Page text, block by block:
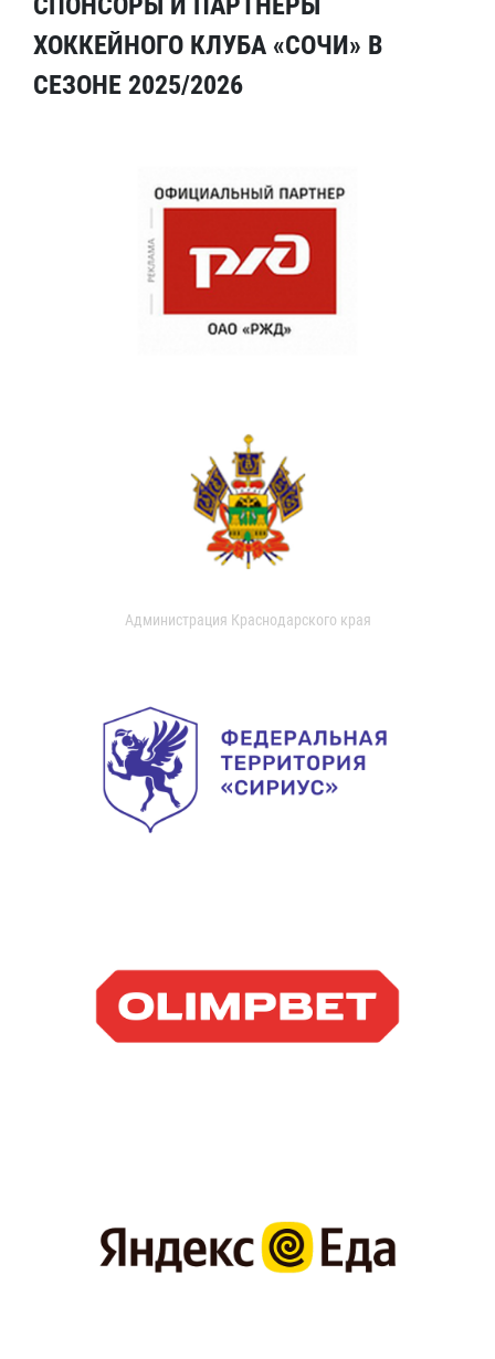
ХОККЕЙНОГО КЛУБА «СОЧИ» В
СЕЗОНЕ 2025/2026
Администрация Краснодарского края